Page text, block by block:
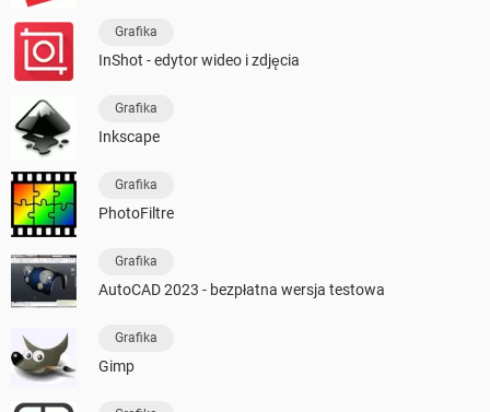
Grafika
InShot - edytor wideo i zdjęcia
Grafika
Inkscape
Grafika
PhotoFiltre
Grafika
AutoCAD 2023 - bezpłatna wersja testowa
Grafika
Gimp